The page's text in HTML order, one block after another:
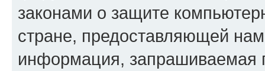
законами о защите
стране, предоставляющей
информация, запрашиваемая